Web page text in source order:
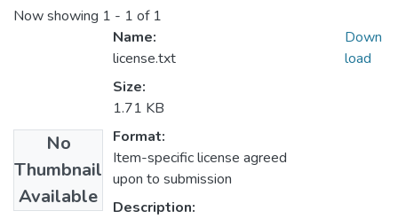
Now showing 1 - 1 of 1
No
Thumbnail
Available
Name:
license.txt
Size:
1.71 KB
Format:
Item-specific license agreed
upon to submission
Description:
Down
load